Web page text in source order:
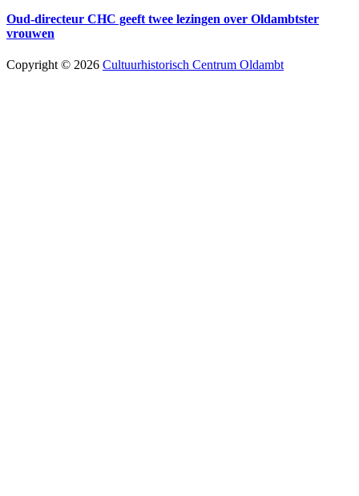
Oud-directeur CHC geeft twee lezingen over Oldambtster
vrouwen
Copyright © 2026 Cultuurhistorisch Centrum Oldambt